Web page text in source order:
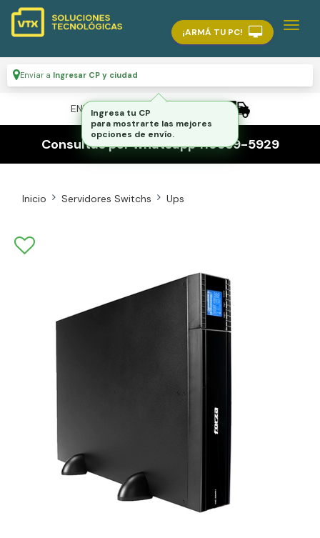
¡ARMÁ TU PC!
Enviar a Ingresar CP y ciudad
ENVÍO GRATIS A TODO EL PAÍS
Consultas por whatsapp 116559-5929
Inicio Servidores Switchs Ups
Ingresa tu CP
para mostrarte las mejores
opciones de envío.